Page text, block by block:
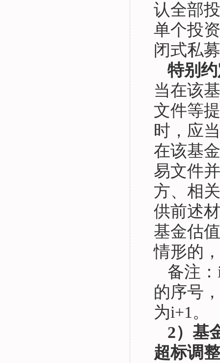
认全部
单个投
闭式私
特别
当在该
文件等
时，应
在该基
易文件
方、相
供前述
基金估
情形的
备注
的序号
为i+1。
2）基
超标调